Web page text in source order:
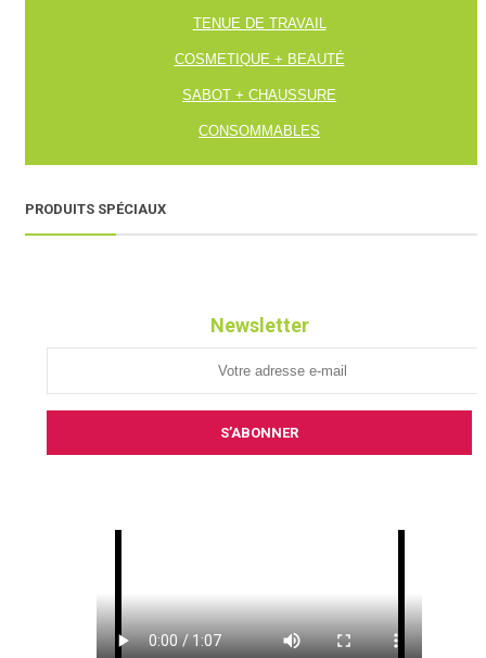
TENUE DE TRAVAIL
COSMETIQUE + BEAUTÉ
SABOT + CHAUSSURE
CONSOMMABLES
PRODUITS SPÉCIAUX
Newsletter
S’ABONNER